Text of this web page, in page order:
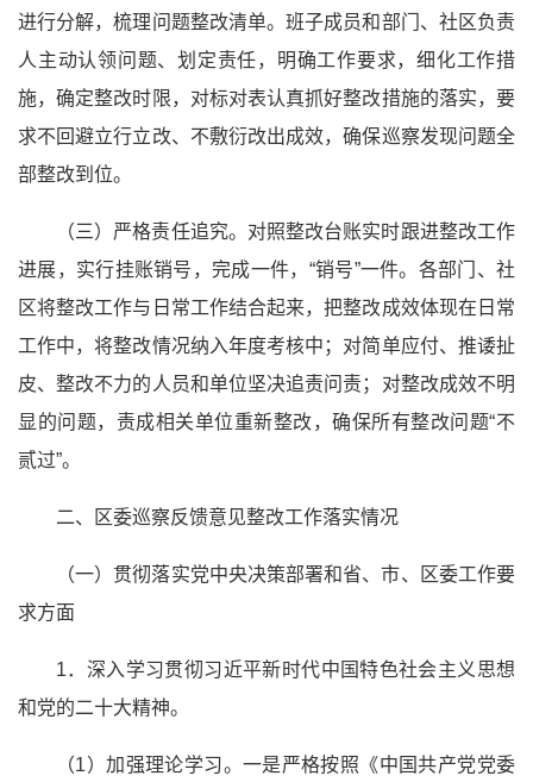
进行分解，梳理问题整改清单。班子成员和部门、社区负责
人主动认领问题、划定责任，明确工作要求，细化工作措
施，确定整改时限，对标对表认真抓好整改措施的落实，要
求不回避立行立改、不敷衍改出成效，确保巡察发现问题全
部整改到位。
（三）严格责任追究。对照整改台账实时跟进整改工作
进展，实行挂账销号，完成一件，“销号”一件。各部门、社
区将整改工作与日常工作结合起来，把整改成效体现在日常
工作中，将整改情况纳入年度考核中；对简单应付、推诿扯
皮、整改不力的人员和单位坚决追责问责；对整改成效不明
显的问题，责成相关单位重新整改，确保所有整改问题“不
贰过”。
二、区委巡察反馈意见整改工作落实情况
（一）贯彻落实党中央决策部署和省、市、区委工作要
求方面
1．深入学习贯彻习近平新时代中国特色社会主义 思想
和党的二十大精神。
（1）加强理论学习。一是严格按照《中国共产党党委